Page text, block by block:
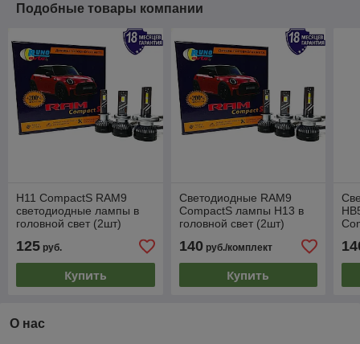
Подобные товары компании
H11 CompactS RAM9
светодиодные лампы в
головной свет (2шт)
125 руб.
Купить
Светодиодные RAM9
CompactS лампы H13 в
головной свет (2шт)
140руб./комплект
Купить
О нас